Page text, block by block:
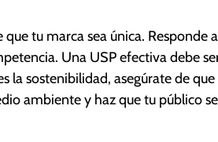
tu marca sea única. Responde
Una USP efectiva debe
sostenibilidad, asegúrate de que
ambiente y haz que tu público